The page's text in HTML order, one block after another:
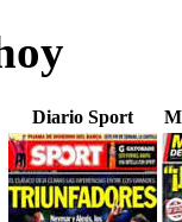
Diario Sport